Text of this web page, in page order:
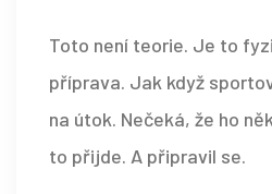
Toto není teorie. Je to
příprava. Jak když
na útok. Nečeká, že ho
to přijde. A připravil se.